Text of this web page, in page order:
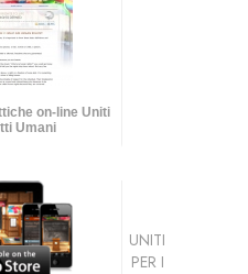
on-line Uniti
Umani
UNITI
PER I